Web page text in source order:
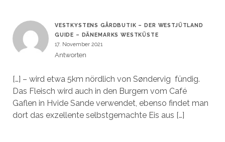
VESTKYSTENS GÅRDBUTIK – DER WESTJÜTLAND
GUIDE – DÄNEMARKS WESTKÜSTE
17. November 2021
Antworten
[…] – wird etwa 5km nördlich von Søndervig fündig.
Das Fleisch wird auch in den Burgern vom Café
Gaflen in Hvide Sande verwendet, ebenso findet man
dort das exzellente selbstgemachte Eis aus […]